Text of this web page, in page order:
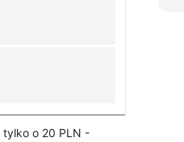
tylko o 20 PLN -